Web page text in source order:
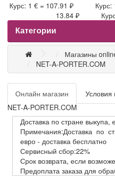
Курс: 1 € = 107.91 ₽
13.84 ₽ Курс:
Категории
Магазины
NET-A-PORTER.COM
Онлайн магазин Условия
NET-A-PORTER.COM
Доставка по стране выкупа,
Примечания:Доставка по
евро - доставка бесплатно
Сервисный сбор:22%
Срок возврата, если
Предоплата заказа для